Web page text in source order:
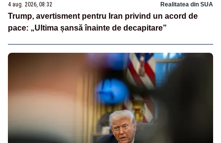
4 aug. 2026, 08:32 Realitatea din SUA
Trump, avertisment pentru Iran privind un acord de
pace: „Ultima șansă înainte de decapitare”